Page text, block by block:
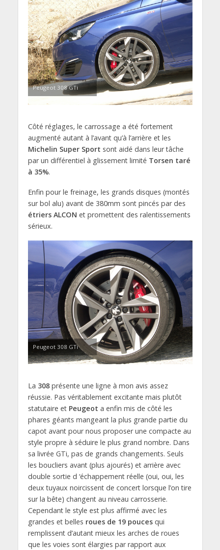
Peugeot 308 GTi
Côté réglages, le carrossage a été fortement
augmenté autant à l’avant qu’à l’arrière et les
Michelin Super Sport sont aidé dans leur tâche
par un différentiel à glissement limité Torsen taré
à 35%.
Enfin pour le freinage, les grands disques (montés
sur bol alu) avant de 380mm sont pincés par des
étriers ALCON et promettent des ralentissements
sérieux.
Peugeot 308 GTi
La 308présente une ligne à mon avis assez
réussie. Pas véritablement excitante mais plutôt
statutaire et Peugeot a enfin mis de côté les
phares géants mangeant la plus grande partie du
capot avant pour nous proposer une compacte au
style propre à séduire le plus grand nombre. Dans
sa livrée GTi, pas de grands changements. Seuls
les boucliers avant (plus ajourés) et arrière avec
double sortie d ‘échappement réelle (oui, oui, les
deux tuyaux noircissent de concert lorsque l’on tire
sur la bête) changent au niveau carrosserie.
Cependant le style est plus affirmé avec les
grandes et belles roues de 19 poucesqui
remplissent d’autant mieux les arches de roues
que les voies sont élargies par rapport aux